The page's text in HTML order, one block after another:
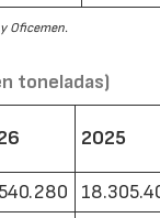
Oficemen.
toneladas)
2025